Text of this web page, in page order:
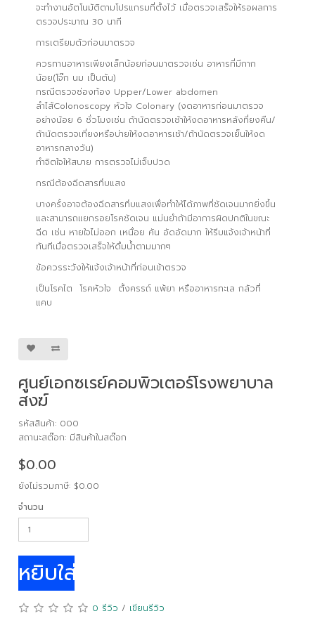
จะทำงานอัตโนมัติตามโปรแกรมที่ตั้งไว้ เมื่อตรวจเสร็จให้รอผลการ
ตรวจประมาณ 30 นาที
การเตรียมตัวก่อนมาตรวจ
ควรทานอาหารเพียงเล็กน้อยก่อนมาตรวจเช่น อาหารที่มีกาก
น้อย(โจ๊ก นม เป็นต้น)
กรณีตรวจช่องท้อง Upper/Lower abdomen
ลำไส้Colonoscopy หัวใจ Colonary (งดอาหารก่อนมาตรวจ
อย่างน้อย 6 ชั่วโมงเช่น ถ้านัดตรวจเช้าให้งดอาหารหลังที่ยงคืน/
ถ้านัดตรวจเที่ยงหรือบ่ายให้งดอาหารเช้า/ถ้านัดตรวจเย็นให้งด
อาหารกลางวัน)
ทำจิตใจให้สบาย การตรวจไม่เจ็บปวด
กรณีต้องฉีดสารทึบแสง
บางครั้งอาจต้องฉีดสารทึบแสงเพื่อทำให้ได้ภาพที่ชัดเจนมากยิ่งขึ้น
และสามารถแยกรอยโรคชัดเจน แม่นยำถ้ามีอาการผิดปกติในขณะ
ฉีด เช่น หายใจไม่ออก เหนื่อย คัน อัดอัดมาก ให้รีบแจ้งเจ้าหน้าที่
ทันทีเมื่อตรวจเสร็จให้ดื่มน้ำตามมากๆ
ข้อควรระวังให้แจ้งเจ้าหน้าที่ก่อนเข้าตรวจ
เป็นโรคไต โรคหัวใจ ตั้งครรถ์ แพ้ยา หรืออาหารทะเล กลัวที่
แคบ
ศูนย์เอกซเรย์คอมพิวเตอร์โรงพยาบาล
สงฆ์
รหัสสินค้า: 000
สถานะสต๊อก: มีสินค้าในสต๊อก
$0.00
ยังไม่รวมภาษี: $0.00
จำนวน
หยิบใส่ตระกร้า
0 รีวิว / เขียนรีวิว